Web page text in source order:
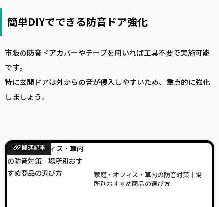
簡単DIYでできる防音ドア強化
市販の防音ドアカバーやテープを用いれば工具不要で実施可能
です。
特に玄関ドアは外からの音が侵入しやすいため、重点的に強化
しましょう。
関連記事
家庭・オフィス・車内の防音対策｜場
所別おすすめ商品の選び方